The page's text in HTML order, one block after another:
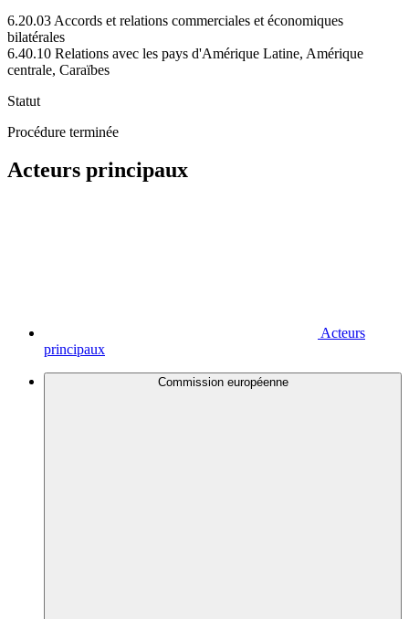
6.20.03 Accords et relations commerciales et économiques
bilatérales
6.40.10 Relations avec les pays d'Amérique Latine, Amérique
centrale, Caraïbes
Statut
Procédure terminée
Acteurs principaux
Acteurs
principaux
Commission européenne